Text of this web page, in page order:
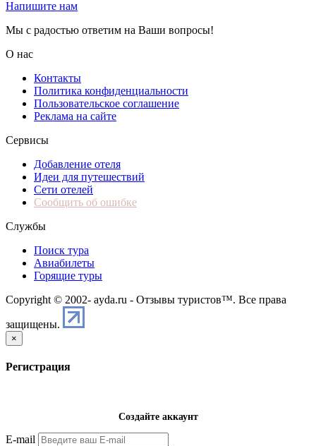
Напишите нам
Мы с радостью ответим на Ваши вопросы!
О нас
Контакты
Политика конфиденциальности
Пользовательское соглашение
Реклама на сайте
Сервисы
Добавление отеля
Идеи для путешествий
Сети отелей
Сообщить об ошибке
Службы
Поиск тура
Авиабилеты
Горящие туры
Copyright © 2002- ayda.ru - Отзывы туристов™. Все права
защищены.
×
Регистрация
Создайте аккаунт
E-mail